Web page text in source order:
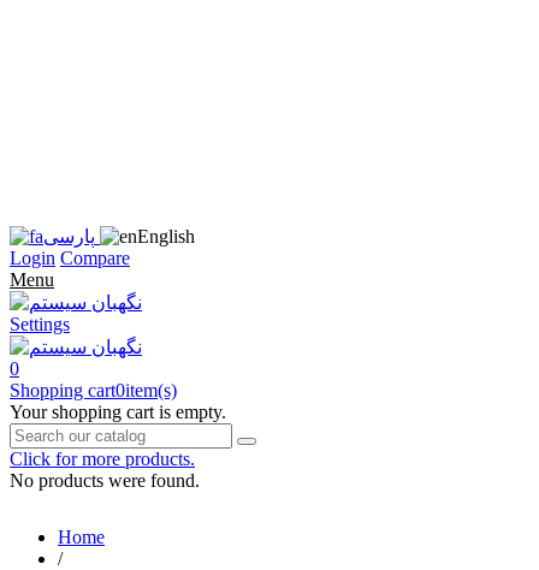
پارسی
English
Login Compare
Menu
Settings
0
Shopping cart0item(s)
Your shopping cart is empty.
Click for more products.
No products were found.
Home
/